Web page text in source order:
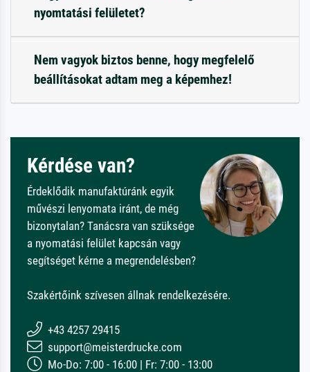
nyomtatási felületet?
Nem vagyok biztos benne, hogy megfelelő
beállításokat adtam meg a képemhez!
Kérdése van?
Érdeklődik manufaktúránk egyik
művészi lenyomata iránt, de még
bizonytalan? Tanácsra van szüksége
a nyomatási felület kapcsán vagy
segítséget kérne a megrendelésben?
Szakértőink szívesen állnak rendelkezésére.
+43 4257 29415
support@meisterdrucke.com
Mo-Do: 7:00 - 16:00 | Fr: 7:00 - 13:00